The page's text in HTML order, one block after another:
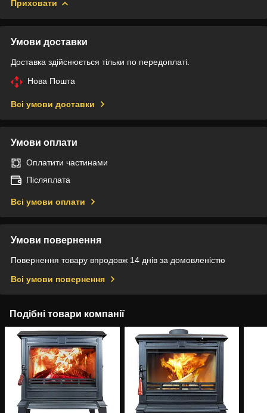
Приховати
Умови доставки
Доставка здійснюється тільки по передоплаті.
Нова Пошта
Всі умови доставки
Умови оплати
Оплатити частинами
Післяплата
Всі умови оплати
Умови повернення
Повернення товару впродовж 14 днів за домовленістю
Всі умови повернення
Подібні товари компанії